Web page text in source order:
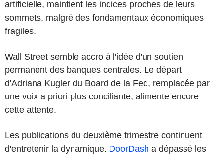
artificielle, maintient les indices proches de leurs
sommets, malgré des fondamentaux économiques
fragiles.
Wall Street semble accro à l'idée d'un soutien
permanent des banques centrales. Le départ
d'Adriana Kugler du Board de la Fed, remplacée par
une voix a priori plus conciliante, alimente encore
cette attente.
Les publications du deuxième trimestre continuent
d'entretenir la dynamique. DoorDash a dépassé les